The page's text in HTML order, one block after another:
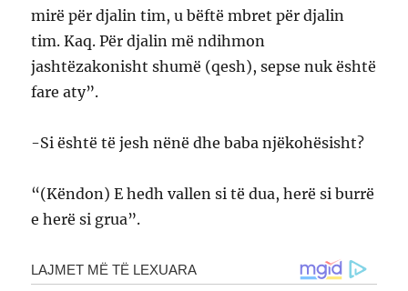
mirë për djalin tim, u bëftë mbret për djalin
tim. Kaq. Për djalin më ndihmon
jashtëzakonisht shumë (qesh), sepse nuk është
fare aty”.
-Si është të jesh nënë dhe baba njëkohësisht?
“(Këndon) E hedh vallen si të dua, herë si burrë
e herë si grua”.